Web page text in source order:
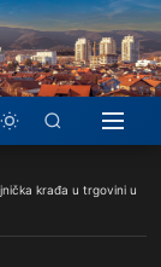
krađa u trgovini u